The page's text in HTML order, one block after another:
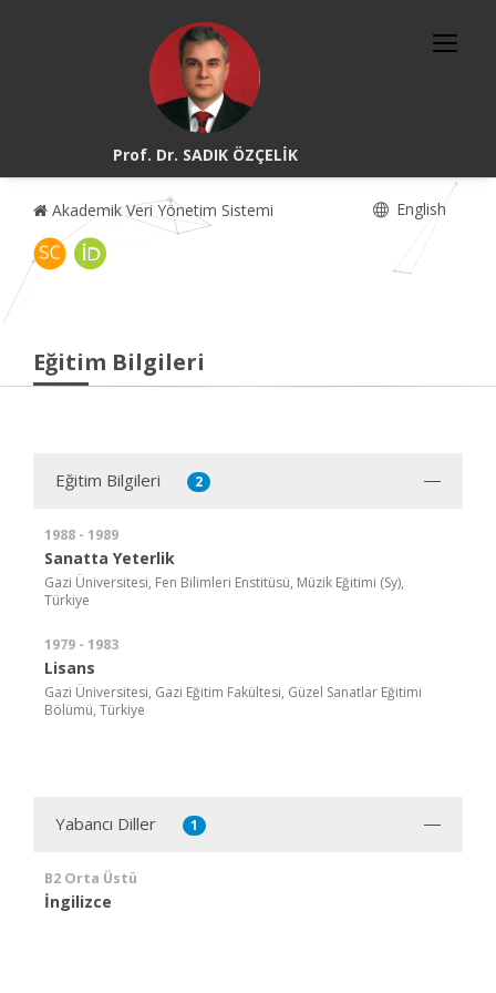
Prof. Dr. SADIK ÖZÇELİK
Akademik Veri Yönetim Sistemi English
Eğitim Bilgileri
Eğitim Bilgileri 2
1988 - 1989
Sanatta Yeterlik
Gazi Üniversitesi, Fen Bilimleri Enstitüsü, Müzik Eğitimi (Sy),
Türkiye
1979 - 1983
Lisans
Gazi Üniversitesi, Gazi Eğitim Fakültesi, Güzel Sanatlar Eğitimi
Bölümü, Türkiye
Yabancı Diller 1
B2 Orta Üstü
İngilizce